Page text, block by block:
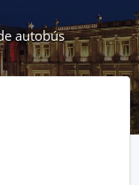
autobús